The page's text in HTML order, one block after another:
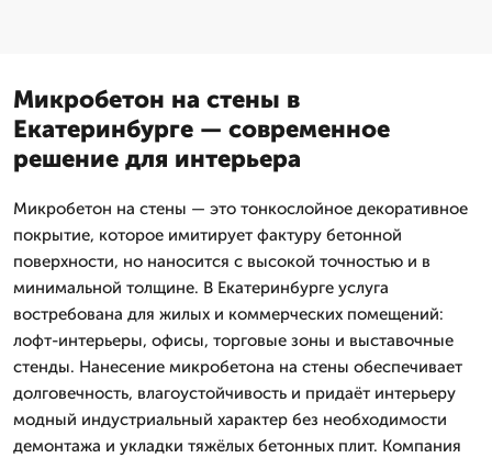
Микробетон на стены в
Екатеринбурге — современное
решение для интерьера
Микробетон на стены — это тонкослойное декоративное
покрытие, которое имитирует фактуру бетонной
поверхности, но наносится с высокой точностью и в
минимальной толщине. В Екатеринбурге услуга
востребована для жилых и коммерческих помещений:
лофт-интерьеры, офисы, торговые зоны и выставочные
стенды. Нанесение микробетона на стены обеспечивает
долговечность, влагоустойчивость и придаёт интерьеру
модный индустриальный характер без необходимости
демонтажа и укладки тяжёлых бетонных плит. Компания